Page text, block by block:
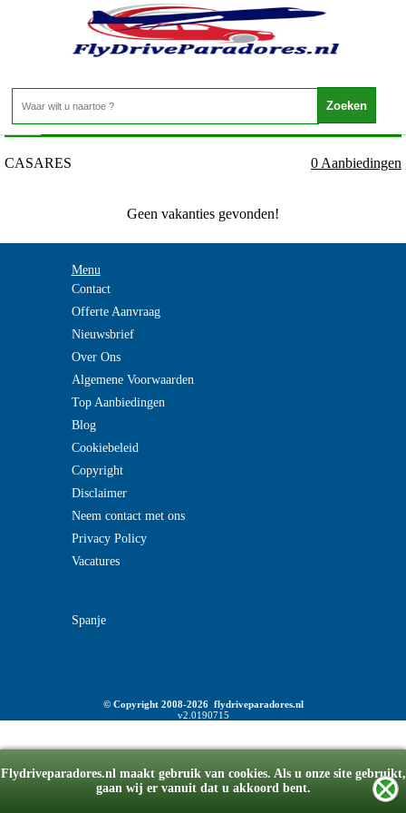
Flydriveparadores.nl maakt gebruik van cookies. Als u onze site gebruikt,
gaan wij er vanuit dat u akkoord bent.
Spanje - ANDALUSIE - CASARES
Home>
CASARES 0 Aanbiedingen
Geen vakanties gevonden!
Menu
Contact
Offerte Aanvraag
Nieuwsbrief
Over Ons
Algemene Voorwaarden
Top Aanbiedingen
Blog
Cookiebeleid
Copyright
Disclaimer
Neem contact met ons
Privacy Policy
Vacatures
Spanje
© Copyright 2008-2026 flydriveparadores.nl
v2.0190715